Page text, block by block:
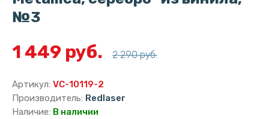
№3
1 449 руб. 2 290 руб.
Артикул: VC-10119-2
Производитель: Redlaser
Наличие: В наличии